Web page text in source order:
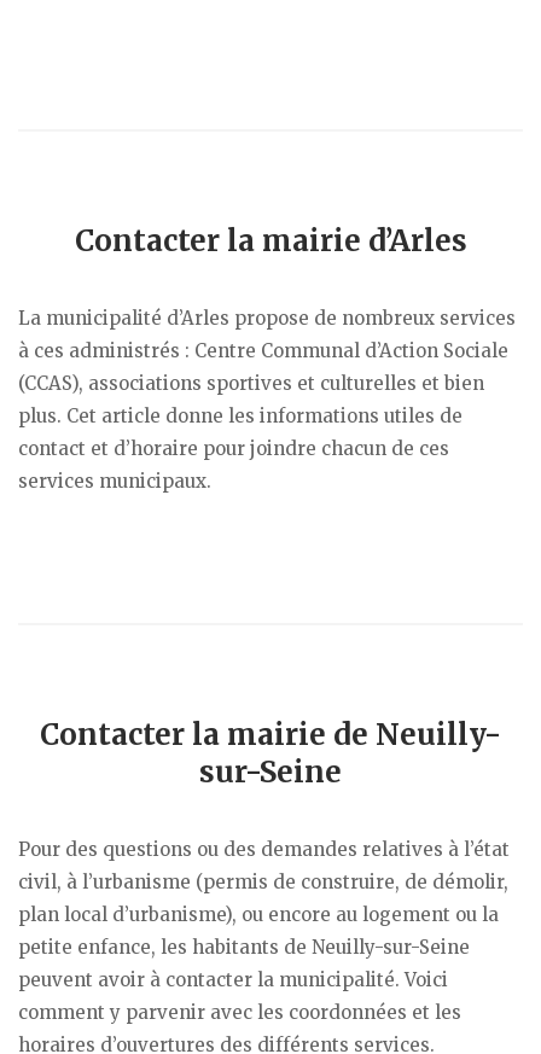
Contacter la mairie d’Arles
La municipalité d’Arles propose de nombreux services
à ces administrés : Centre Communal d’Action Sociale
(CCAS), associations sportives et culturelles et bien
plus. Cet article donne les informations utiles de
contact et d’horaire pour joindre chacun de ces
services municipaux.
Contacter la mairie de Neuilly-
sur-Seine
Pour des questions ou des demandes relatives à l’état
civil, à l’urbanisme (permis de construire, de démolir,
plan local d’urbanisme), ou encore au logement ou la
petite enfance, les habitants de Neuilly-sur-Seine
peuvent avoir à contacter la municipalité. Voici
comment y parvenir avec les coordonnées et les
horaires d’ouvertures des différents services.